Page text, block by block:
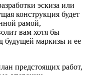
эскиза или
конструкция будет
рамой,
вам хотя бы
будущей маркизы и ее
предстоящих работ,